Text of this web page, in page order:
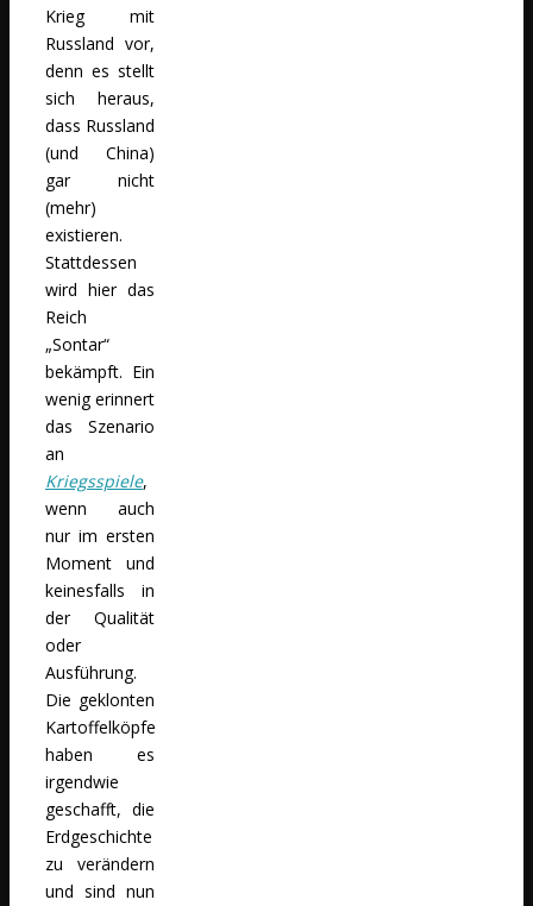
Krieg mit
Russland vor,
denn es stellt
sich heraus,
dass Russland
(und China)
gar nicht
(mehr)
existieren.
Stattdessen
wird hier das
Reich
„Sontar“
bekämpft. Ein
wenig erinnert
das Szenario
an
Kriegsspiele,
wenn auch
nur im ersten
Moment und
keinesfalls in
der Qualität
oder
Ausführung.
Die geklonten
Kartoffelköpfe
haben es
irgendwie
geschafft, die
Erdgeschichte
zu verändern
und sind nun